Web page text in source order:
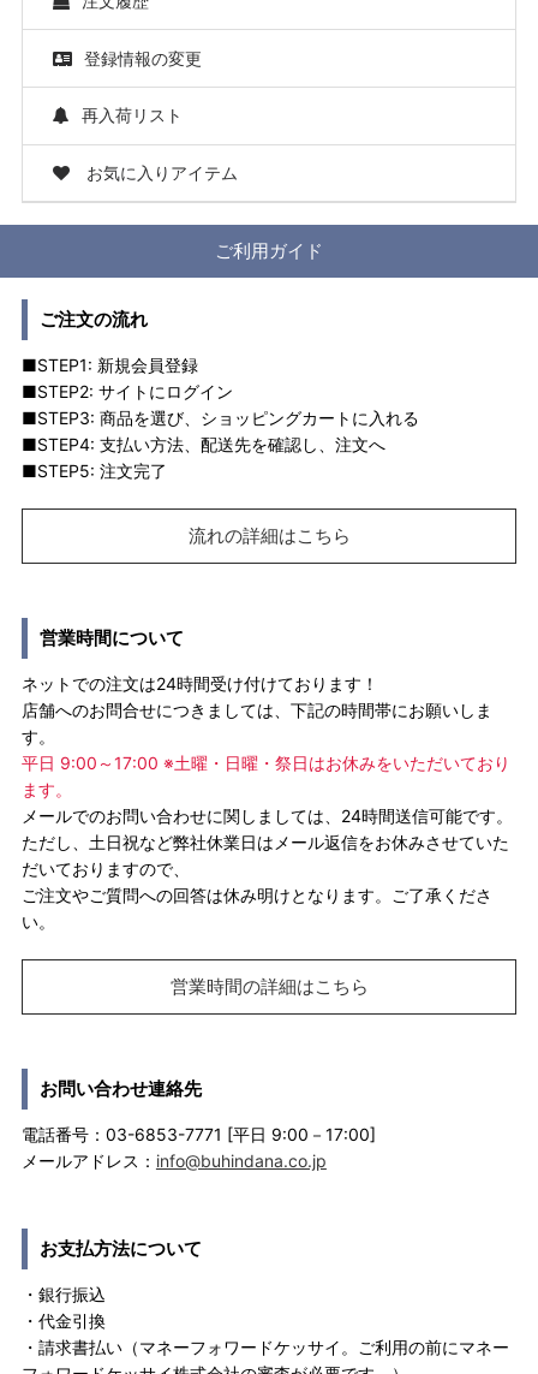
登録情報の変更
再入荷リスト
お気に入りアイテム
ご利用ガイド
ご注文の流れ
■STEP1: 新規会員登録
■STEP2: サイトにログイン
■STEP3: 商品を選び、ショッピングカートに入れる
■STEP4: 支払い方法、配送先を確認し、注文へ
■STEP5: 注文完了
流れの詳細はこちら
営業時間について
ネットでの注文は24時間受け付けております！
店舗へのお問合せにつきましては、下記の時間帯にお願いしま
す。
平日 9:00～17:00 ※土曜・日曜・祭日はお休みをいただいており
ます。
メールでのお問い合わせに関しましては、24時間送信可能です。
ただし、土日祝など弊社休業日はメール返信をお休みさせていた
だいておりますので、
ご注文やご質問への回答は休み明けとなります。ご了承くださ
い。
営業時間の詳細はこちら
お問い合わせ連絡先
電話番号：03-6853-7771 [平日 9:00－17:00]
メールアドレス： info@buhindana.co.jp
お支払方法について
・銀行振込
・代金引換
・請求書払い（マネーフォワードケッサイ。ご利用の前にマネー